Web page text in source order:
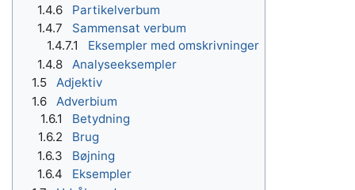
1.4.6
Partikelverbum
1.4.7
Sammensat verbum
1.4.7.1
Eksempler med omskrivninger
1.4.8
Analyseeksempler
1.5
Adjektiv
1.6
Adverbium
1.6.1
Betydning
1.6.2
Brug
1.6.3
Bøjning
1.6.4
Eksempler